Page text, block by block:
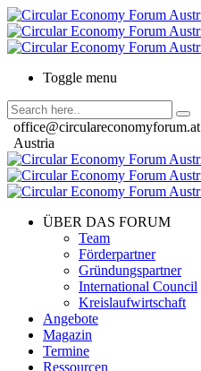
Toggle menu
office@circulareconomyforum.at
Austria
ÜBER DAS FORUM
Team
Förderpartner
Gründungspartner
International Council
Kreislaufwirtschaft
Angebote
Magazin
Termine
Ressourcen